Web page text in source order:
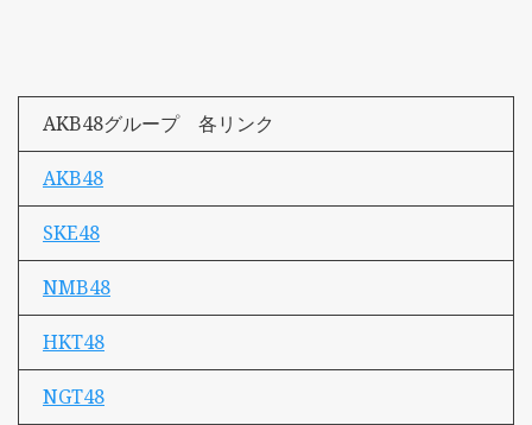
AKB48グループ 各リンク
AKB48
SKE48
NMB48
HKT48
NGT48